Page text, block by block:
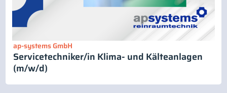
ap-systems GmbH
Servicetechniker/in Klima- und Kälteanlagen
(m/w/d)